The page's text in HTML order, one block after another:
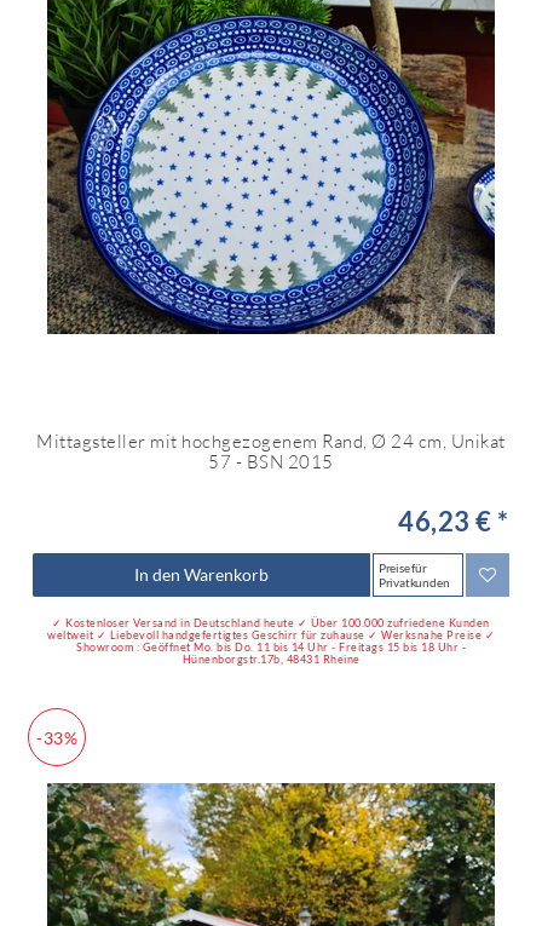
Mittagsteller mit hochgezogenem Rand, Ø 24 cm, Unikat
57 - BSN 2015
46,23 € *
In den Warenkorb
Preise für
Privatkunden
✓ Kostenloser Versand in Deutschland heute ✓ Über 100.000 zufriedene Kunden
weltweit ✓ Liebevoll handgefertigtes Geschirr für zuhause ✓ Werksnahe Preise ✓
Showroom : Geöffnet Mo. bis Do. 11 bis 14 Uhr - Freitags 15 bis 18 Uhr -
Hünenborgstr.17b, 48431 Rheine
-33%